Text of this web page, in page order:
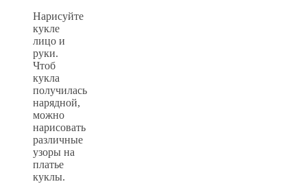
Нарисуйте
кукле
лицо и
руки.
Чтоб
кукла
получилась
нарядной,
можно
нарисовать
различные
узоры на
платье
куклы.